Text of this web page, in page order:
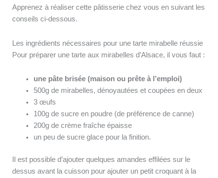
Apprenez à réaliser cette pâtisserie chez vous en suivant les
conseils ci-dessous.
Les ingrédients nécessaires pour une tarte mirabelle réussie
Pour préparer une tarte aux mirabelles d’Alsace, il vous faut :
une pâte brisée (maison ou prête à l’emploi)
500g de mirabelles, dénoyautées et coupées en deux
3 œufs
100g de sucre en poudre (de préférence de canne)
200g de crème fraîche épaisse
un peu de sucre glace pour la finition.
Il est possible d’ajouter quelques amandes effilées sur le
dessus avant la cuisson pour ajouter un petit croquant à la